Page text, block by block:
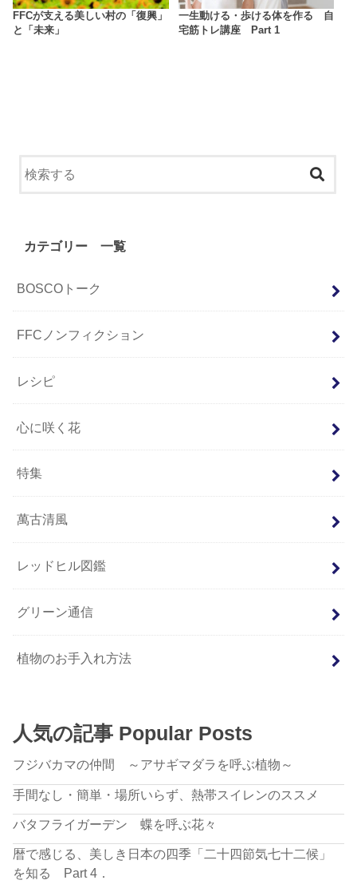
FFCが支える美しい村の「復興」
と「未来」
一生動ける・歩ける体を作る 自
宅筋トレ講座 Part 1
カテゴリー 一覧
BOSCOトーク
FFCノンフィクション
レシピ
心に咲く花
特集
萬古清風
レッドヒル図鑑
グリーン通信
植物のお手入れ方法
人気の記事 Popular Posts
フジバカマの仲間 ～アサギマダラを呼ぶ植物～
手間なし・簡単・場所いらず、熱帯スイレンのススメ
バタフライガーデン 蝶を呼ぶ花々
暦で感じる、美しき日本の四季「二十四節気七十二候」
を知る Part 4．